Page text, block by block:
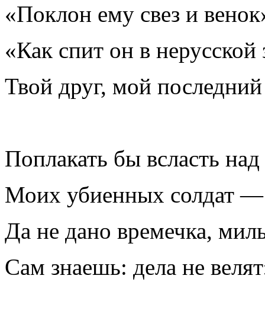
«Поклон ему свез и
«Как спит он в нерусской
Твой друг, мой
Поплакать бы всласть
Моих убиенных солдат —
Да не дано времечка,
Сам знаешь: дела не